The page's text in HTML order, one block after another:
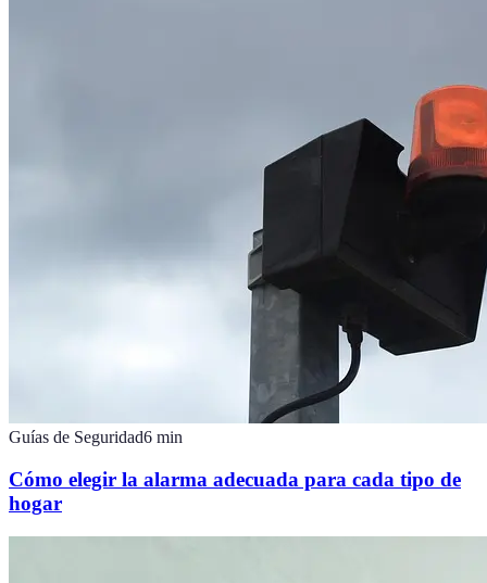
Guías de Seguridad6 min
Cómo elegir la alarma adecuada para cada tipo de
hogar